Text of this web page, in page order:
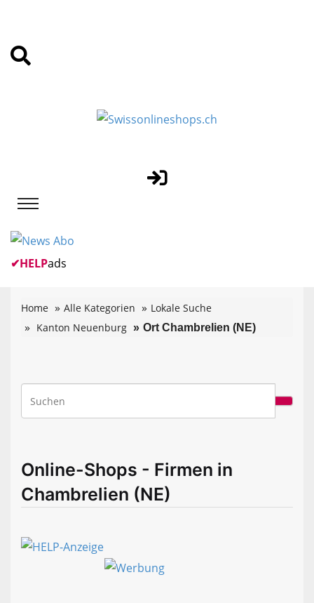
✔HELPads
Home Alle Kategorien
Lokale Suche
Kanton Neuenburg
Ort Chambrelien (NE)
Online-Shops - Firmen in
Chambrelien (NE)